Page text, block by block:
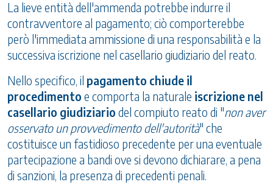
La lieve entità dell'ammenda potrebbe indurre il
contravventore al pagamento; ciò comporterebbe
però l'immediata ammissione di una responsabilità e la
successiva iscrizione nel casellario giudiziario del reato.
Nello specifico, il pagamento chiude il
procedimento e comporta la naturale iscrizione nel
casellario giudiziario del compiuto reato di "non aver
osservato un provvedimento dell'autorità" che
costituisce un fastidioso precedente per una eventuale
partecipazione a bandi ove si devono dichiarare, a pena
di sanzioni, la presenza di precedenti penali.